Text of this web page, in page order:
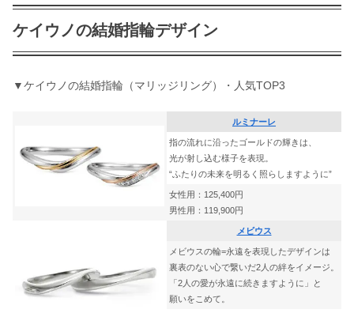
ケイウノの結婚指輪デザイン
▼ケイウノの結婚指輪（マリッジリング）・人気TOP3​
ルミナーレ
指の流れに沿ったゴールドの輝きは、
光が射し込む様子を表現。
“ふたりの未来を明るく照らしますように”
女性用：125,400円
男性用：119,900円
メビウス
メビウスの輪=永遠を表現したデザインは
裏表のない心で繋いだ2人の絆をイメージ。
「2人の愛が永遠に続きますように」と
願いをこめて。